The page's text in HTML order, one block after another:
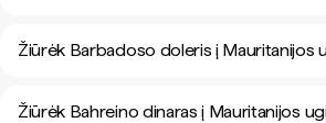
Žiūrėk Barbadoso doleris į Mauritanijos
Žiūrėk Bahreino dinaras į Mauritanijos